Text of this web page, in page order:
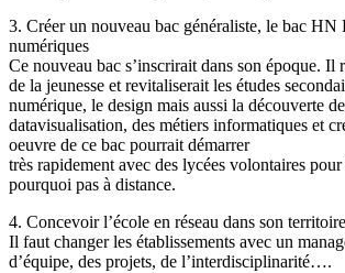
3. Créer un nouveau bac généraliste, le bac HN
numériques
Ce nouveau bac s’inscrirait dans son époque. Il
de la jeunesse et revitaliserait les études
numérique, le design mais aussi la découverte
datavisualisation, des métiers informatiques et
oeuvre de ce bac pourrait démarrer
très rapidement avec des lycées volontaires
pourquoi pas à distance.
4. Concevoir l’école en réseau dans son territoire
Il faut changer les établissements avec un
d’équipe, des projets, de l’interdisciplinarité….